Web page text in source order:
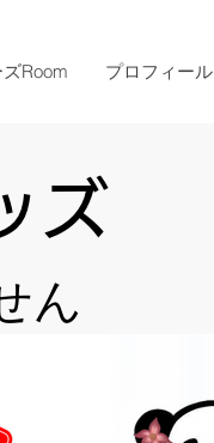
Room プロフィール
ズ
ん